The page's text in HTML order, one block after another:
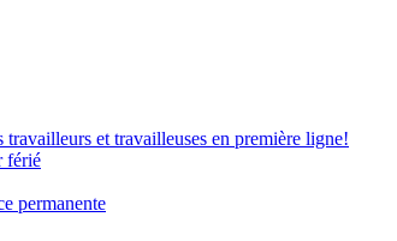
et travailleuses en première ligne!
férié
permanente